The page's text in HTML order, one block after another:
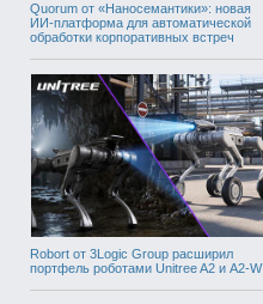
Quorum от «Наносемантики»: новая
ИИ-платформа для автоматической
обработки корпоративных встреч
Robort от 3Logic Group расширил
портфель роботами Unitree A2 и A2-W